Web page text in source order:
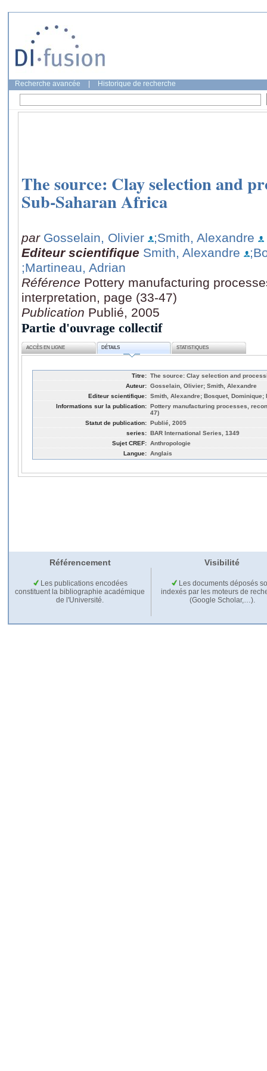
Recherche avancée Historique de recherche
The source: Clay selection and
Sub-Saharan Africa
par Gosselain, Olivier
;Smith, Alexandre
Editeur scientifique Smith, Alexandre
;Martineau, Adrian
Référence Pottery manufacturing
interpretation, page (33-47)
Publication Publié, 2005
Partie d'ouvrage collectif
ACCÈS EN LIGNE DÉTAILS STATISTIQUES
Titre: The source: Clay selection and
Auteur: Gosselain, Olivier; Smith, Alexandre
Editeur scientifique: Smith, Alexandre; Bosquet, Dominique;
Informations sur la publication: Pottery manufacturing processes,
47)
Statut de publication: Publié, 2005
series: BAR International Series, 1349
Sujet CREF: Anthropologie
Langue: Anglais
Référencement Visibilité
Les publications encodées
constituent la bibliographie académique
de l'Université.
Les documents déposés
indexés par les moteurs de
(Google Scholar,…).